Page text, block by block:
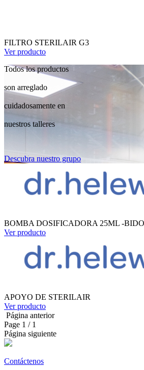
FILTRO STERILAIR G3
Ver producto
Todos los productos
son arreglado
cuidadosamente en
nuestros talleres
Descubra nuestro grupo
BOMBA DOSIFICADORA 25ML -
Ver producto
APOYO DE STERILAIR
Ver producto
Página anterior
Page 1 / 1
Página siguiente
Contáctenos